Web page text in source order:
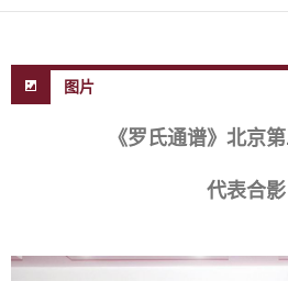
图片
《罗氏通谱》北京
代表合影